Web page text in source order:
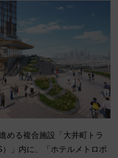
める複合施設「大井町トラ
」内に、「ホテルメトロポ